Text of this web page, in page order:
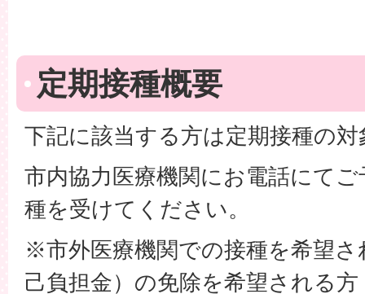
定期接種概要
下記に該当する方は定期接種の
市内協力医療機関にお電話にて
種を受けてください。
※市外医療機関での接種を希望さ
己負担金）の免除を希望される